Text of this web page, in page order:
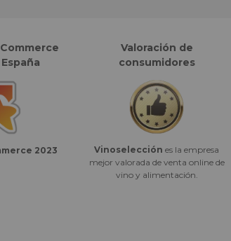
2023
Valoración de
consumidores
Vinoselección es la empresa
mejor valorada de venta online de
vino y alimentación.